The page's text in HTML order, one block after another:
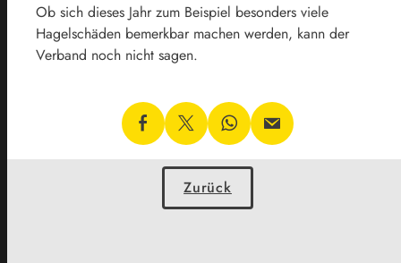
Ob sich dieses Jahr zum Beispiel besonders viele
Hagelschäden bemerkbar machen werden, kann der
Verband noch nicht sagen.
Zurück